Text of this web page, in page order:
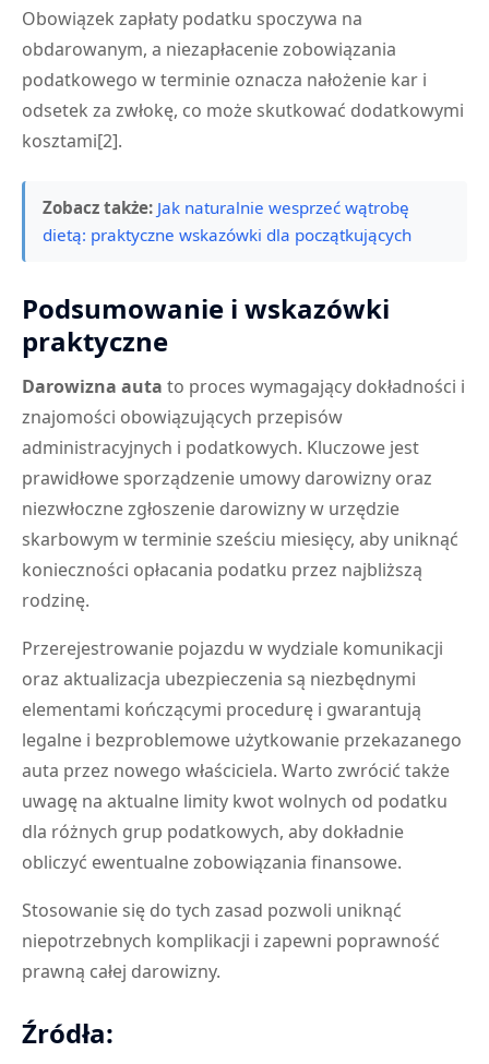
Obowiązek zapłaty podatku spoczywa na
obdarowanym, a niezapłacenie zobowiązania
podatkowego w terminie oznacza nałożenie kar i
odsetek za zwłokę, co może skutkować dodatkowymi
kosztami[2].
Zobacz także: Jak naturalnie wesprzeć wątrobę
dietą: praktyczne wskazówki dla początkujących
Podsumowanie i wskazówki
praktyczne
Darowizna auta to proces wymagający dokładności i
znajomości obowiązujących przepisów
administracyjnych i podatkowych. Kluczowe jest
prawidłowe sporządzenie umowy darowizny oraz
niezwłoczne zgłoszenie darowizny w urzędzie
skarbowym w terminie sześciu miesięcy, aby uniknąć
konieczności opłacania podatku przez najbliższą
rodzinę.
Przerejestrowanie pojazdu w wydziale komunikacji
oraz aktualizacja ubezpieczenia są niezbędnymi
elementami kończącymi procedurę i gwarantują
legalne i bezproblemowe użytkowanie przekazanego
auta przez nowego właściciela. Warto zwrócić także
uwagę na aktualne limity kwot wolnych od podatku
dla różnych grup podatkowych, aby dokładnie
obliczyć ewentualne zobowiązania finansowe.
Stosowanie się do tych zasad pozwoli uniknąć
niepotrzebnych komplikacji i zapewni poprawność
prawną całej darowizny.
Źródła: